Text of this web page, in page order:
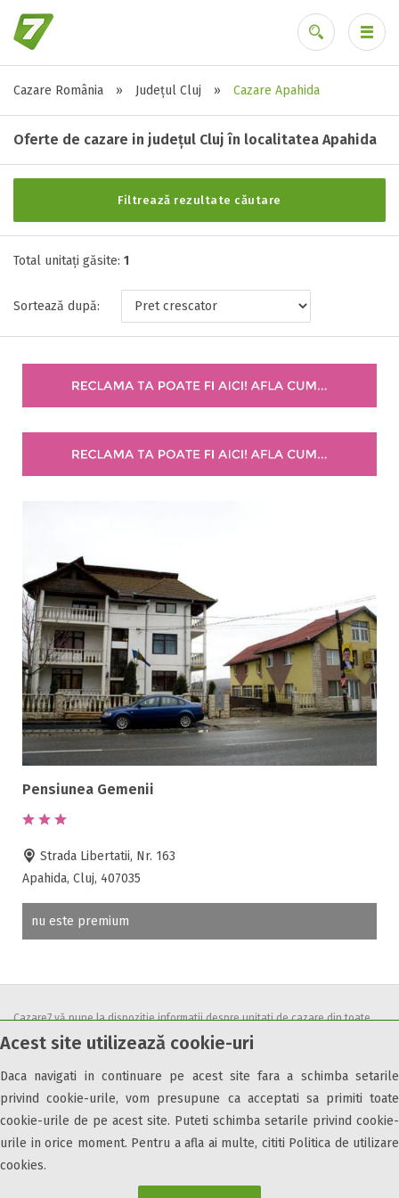
Acest site utilizează cookie-uri
Daca navigati in continuare pe acest site fara a schimba setarile
privind cookie-urile, vom presupune ca acceptati sa primiti toate
cookie-urile de pe acest site. Puteti schimba setarile privind cookie-
urile in orice moment. Pentru a afla ai multe, cititi Politica de utilizare
cookies.
Cazare România » Județul Cluj » Cazare Apahida
Oferte de cazare in județul Cluj în localitatea Apahida
Filtrează rezultate căutare
Alte tipuri de unități
Toate tipurile de unitati de cazari
Stele / margarete
Neclasificat
2 stele / margarete
3 stele / margarete
5 stele / margarete
Selecteaza pretul
Facilități
Internet wireless
Parcare
Plata cu cardul
Restaurant
All inclusive
Pensiune completa
Demipensiune
Accepta animale
Acces persoane cu dizabilități
ATV
Bar
Beauty center
Ceaun
Ciubar
Crama
Cutie de valori
Discoteca
Echitatie
Total unitați găsite: 1
Sortează după:
Pensiunea Gemenii
Strada Libertatii, Nr. 163
Apahida, Cluj, 407035
nu este premium
Cazare7 vă pune la dispozitie informatii despre unitati de cazare din toate
zonele turistice, oferte speciale, rezervari online.
condițiile